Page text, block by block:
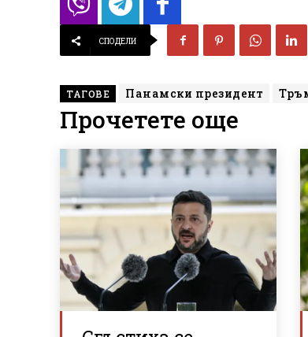
СПОДЕЛИ
ТАГОВЕ Панамски президент
Прочетете още